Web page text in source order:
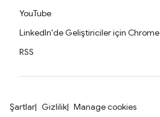
YouTube
LinkedIn'de Geliştiriciler için Chrome
RSS
Şartlar Gizlilik Manage cookies